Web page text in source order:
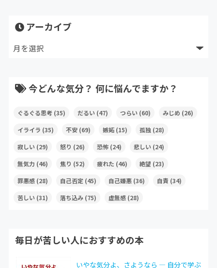
アーカイブ
今どんな気分？ 何に悩んでますか？
ぐるぐる思考(35) だるい(47) つらい(60) みじめ (26)
イライラ (35) 不安(69) 嫉妬(15) 孤独 (28)
寂しい(29) 怒り (26) 恐怖(24) 悲しい(24)
無気力 (46) 焦り (52) 疲れた (46) 絶望 (23)
罪悪感(28) 自己否定 (45) 自己嫌悪(36) 自責 (34)
苦しい(31) 落ち込み(75) 虚無感(28)
毎日が苦しい人におすすめの本
いやな気分よ、さようなら ― 自分で学ぶ